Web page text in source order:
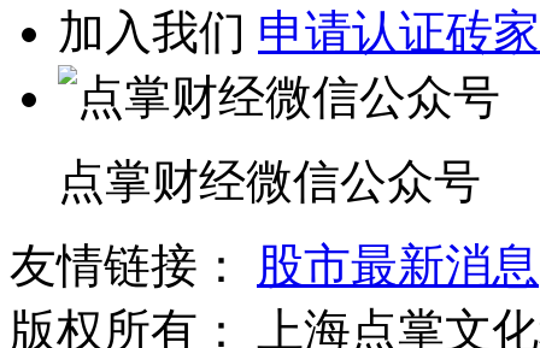
加入我们 申请认证砖家
点掌财经微信公众号
友情链接：
股市最新消息
版权所有：
上海点掌文